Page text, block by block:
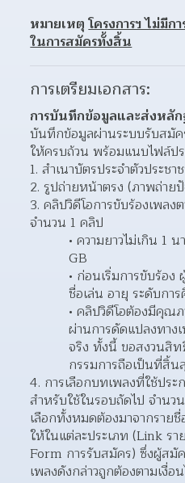
หมายเหตุ โครงการฯ ไม่มีก
ในการสมัครทั้งสิ้น
การเตรียมเอกสาร:
การบันทึกข้อมูลและส่งหลัก
บันทึกข้อมูลผ่านระบบรับสมั
ให้ครบถ้วน พร้อมแนบไฟล์ป
สำเนาบัตรประจำตัวประช
รูปถ่ายหน้าตรง (ภาพถ่าย
คลิปวิดีโอการขับร้องเพล
จำนวน 1 คลิป
ความยาวไม่เกิน 1
GB
ก่อนเริ่มการขับร้อ
ชื่อเล่น อายุ ระดับกา
คลิปวิดีโอต้องมีคุณ
ผ่านการดัดแปลงทาง
จริง ทั้งนี้ ขอสงวนสิ
กรรมการถือเป็นที่สิ้น
4. การเลือกบทเพลงที่ใช้ปร
สำหรับใช้ในรอบถัดไป จำน
เลือกทั้งหมดต้องมาจากราย
ให้ในแต่ละประเภท (Link ร
Form การรับสมัคร) ซึ่งผู้สมั
เพลงดังกล่าวถูกต้องตามเงื่อ